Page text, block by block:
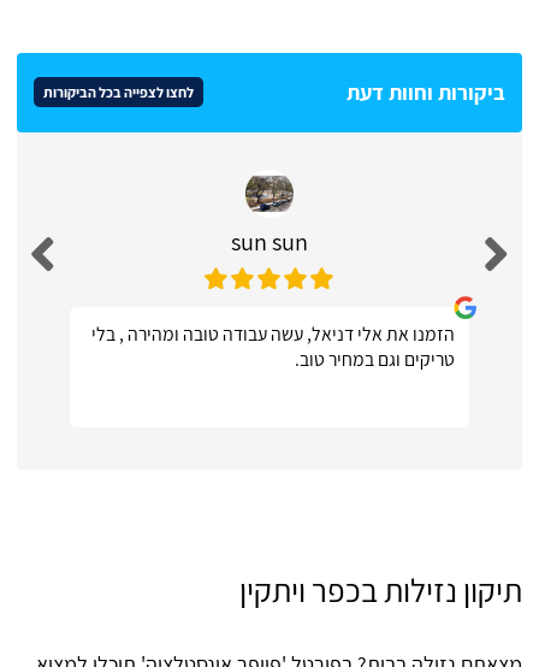
ביקורות וחוות דעת לחצו לצפייה בכל הביקורות
sun sun
הזמנו את אלי דניאל, עשה עבודה טובה ומהירה , בלי
טריקים וגם במחיר טוב.
תיקון נזילות בכפר ויתקין